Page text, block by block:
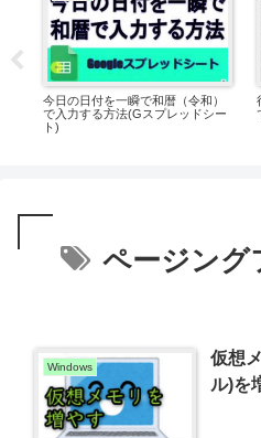
今日の日付を一瞬で和暦（令和）
で入力する方法(Gスプレッドシー
ト)
ページング
Windows
仮想
ル)を